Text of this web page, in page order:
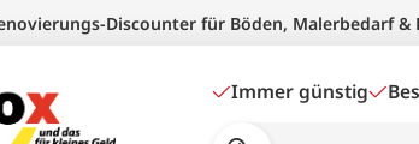
Discounter für Böden, Malerbedarf &
Immer günstig